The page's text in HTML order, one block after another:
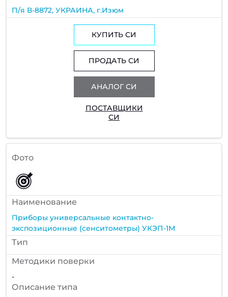
П/я В-8872, УКРАИНА, г.Изюм
КУПИТЬ СИ
ПРОДАТЬ СИ
АНАЛОГ СИ
ПОСТАВЩИКИ
СИ
Фото
Наименование
Приборы универсальные контактно-
экспозиционные (сенситометры) УКЭП-1М
Тип
Методики поверки
-
Описание типа